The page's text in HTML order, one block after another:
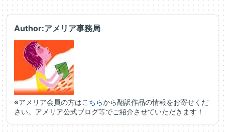
Author:アメリア事務局
※アメリア会員の方はこちらから翻訳作品の情報をお寄せくだ
さい。アメリア公式ブログ等でご紹介させていただきます！